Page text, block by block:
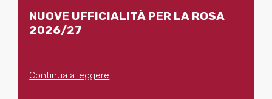
NUOVE UFFICIALITÀ PER LA ROSA
2026/27
Continua a leggere